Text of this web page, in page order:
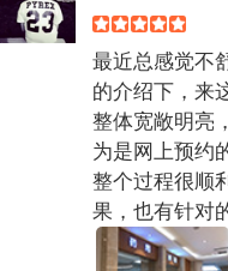
最近总感觉不
的介绍下，来
整体宽敞明亮
为是网上预约
整个过程很顺
果，也有针对